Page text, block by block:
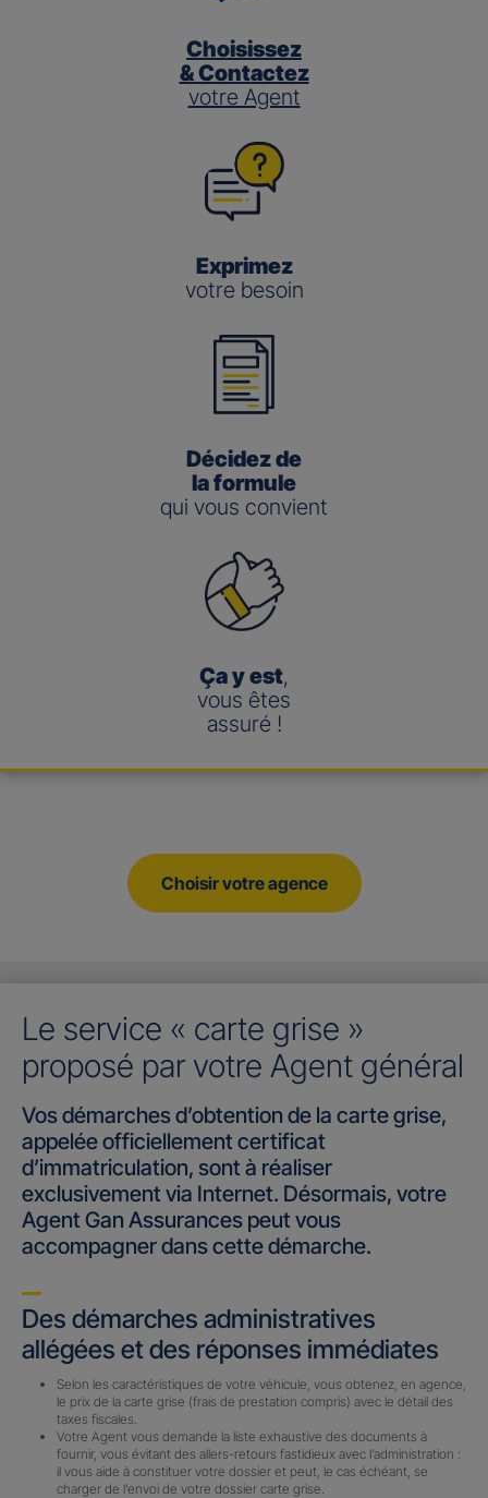
Choisissez
& Contactez
votre Agent
Exprimez
votre besoin
Décidez de
la formule
qui vous convient
Ça y est,
vous êtes
assuré !
Choisir votre agence
Le service « carte grise »
proposé par votre Agent général
Vos démarches d’obtention de la carte grise,
appelée officiellement certificat
d’immatriculation, sont à réaliser
exclusivement via Internet. Désormais, votre
Agent Gan Assurances peut vous
accompagner dans cette démarche.
Des démarches administratives
allégées et des réponses immédiates
Selon les caractéristiques de votre véhicule, vous obtenez, en agence,
le prix de la carte grise (frais de prestation compris) avec le détail des
taxes fiscales.
Votre Agent vous demande la liste exhaustive des documents à
fournir, vous évitant des allers-retours fastidieux avec l’administration :
il vous aide à constituer votre dossier et peut, le cas échéant, se
charger de l’envoi de votre dossier carte grise.